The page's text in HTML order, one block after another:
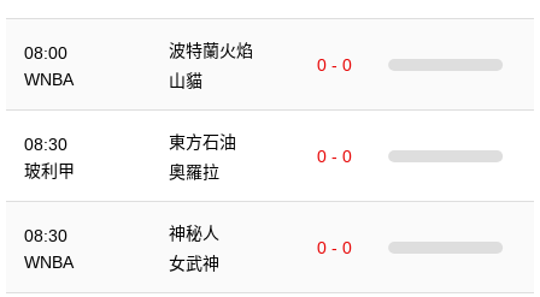
08:00
WNBA
波特蘭火焰
0 - 0
山貓
08:30
玻利甲
東方石油
0 - 0
奧羅拉
08:30
WNBA
神秘人
0 - 0
女武神